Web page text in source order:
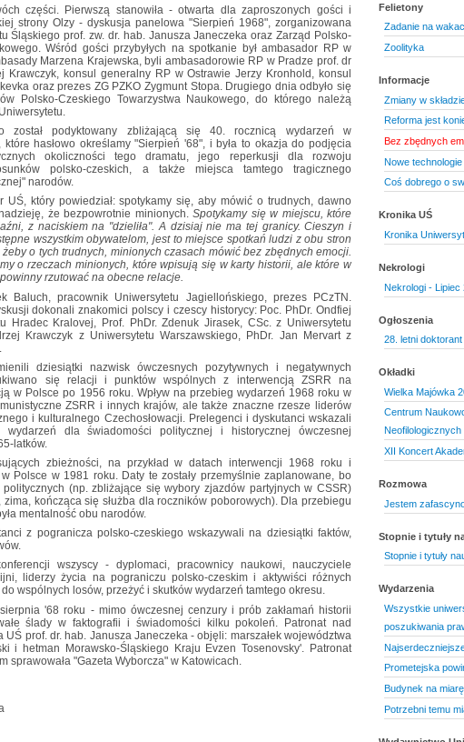
części. Pierwszą stanowiła - otwarta dla zaproszonych gości i
strony Olzy - dyskusja panelowa "Sierpień 1968", zorganizowana
Śląskiego prof. zw. dr. hab. Janusza Janeczeka oraz Zarząd Polsko-
Wśród gości przybyłych na spotkanie był ambasador RP w
Marzena Krajewska, byli ambasadorowie RP w Pradze prof. dr
Krawczyk, konsul generalny RP w Ostrawie Jerzy Kronhold, konsul
oraz prezes ZG PZKO Zygmunt Stopa. Drugiego dnia odbyło się
Polsko-Czeskiego Towarzystwa Naukowego, do którego należą
został podyktowany zbliżającą się 40. rocznicą wydarzeń w
hasłowo określamy "Sierpień '68", i była to okazja do podjęcia
okoliczności tego dramatu, jego reperkusji dla rozwoju
polsko-czeskich, a także miejsca tamtego tragicznego
narodów.
UŚ, który powiedział: spotykamy się, aby mówić o trudnych, dawno
że bezpowrotnie minionych. Spotykamy się w miejscu, które
z naciskiem na "dzieliła". A dzisiaj nie ma tej granicy. Cieszyn i
wszystkim obywatelom, jest to miejsce spotkań ludzi z obu stron
o tych trudnych, minionych czasach mówić bez zbędnych emocji.
o rzeczach minionych, które wpisują się w karty historii, ale które w
rzutować na obecne relacje.
Baluch, pracownik Uniwersytetu Jagiellońskiego, prezes PCzTN.
dokonali znakomici polscy i czescy historycy: Poc. PhDr. Ondfiej
Hradec Kralovej, Prof. PhDr. Zdenuk Jirasek, CSc. z Uniwersytetu
Krawczyk z Uniwersytetu Warszawskiego, PhDr. Jan Mervart z
dziesiątki nazwisk ówczesnych pozytywnych i negatywnych
się relacji i punktów wspólnych z interwencją ZSRR na
w Polsce po 1956 roku. Wpływ na przebieg wydarzeń 1968 roku w
ZSRR i innych krajów, ale także znaczne rzesze liderów
i kulturalnego Czechosłowacji. Prelegenci i dyskutanci wskazali
dla świadomości politycznej i historycznej ówczesnej
latków.
zbieżności, na przykład w datach interwencji 1968 roku i
Polsce w 1981 roku. Daty te zostały przemyślnie zaplanowane, bo
(np. zbliżające się wybory zjazdów partyjnych w CSSR)
kończąca się służba dla roczników poborowych). Dla przebiegu
mentalność obu narodów.
z pogranicza polsko-czeskiego wskazywali na dziesiątki faktów,
wszyscy - dyplomaci, pracownicy naukowi, nauczyciele
liderzy życia na pograniczu polsko-czeskim i aktywiści różnych
wspólnych losów, przeżyć i skutków wydarzeń tamtego okresu.
'68 roku - mimo ówczesnej cenzury i prób zakłamań historii
ślady w faktografii i świadomości kilku pokoleń. Patronat nad
prof. dr. hab. Janusza Janeczeka - objęli: marszałek województwa
i hetman Morawsko-Śląskiego Kraju Evzen Tosenovsky'. Patronat
sprawowała "Gazeta Wyborcza" w Katowicach.
Felietony
Zadanie na
Zoolityka
Informacje
Zmiany w
Reforma jest
Bez zbędnych
Nowe
Coś dobrego o
Kronika UŚ
Kronika
Nekrologi
Nekrologi - Lipiec
Ogłoszenia
28. letni
Okładki
Wielka Majówka
Centrum
XII Koncert
Rozmowa
Jestem
Stopnie i tytuły
Stopnie i tytuły
Wydarzenia
Wszystkie
poszukiwania
Prometejska
Budynek na
Potrzebni temu